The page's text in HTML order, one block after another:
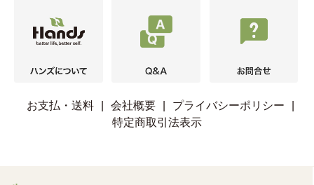
お支払・送料 会社概要 プライバシーポリシー
特定商取引法表示